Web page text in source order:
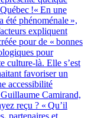
!« En une
été phénoménale »,
expliquent
pour de « bonnes
pour
culture-là. Elle s’est
favoriser un
accessibilité
Camirand,
reçu ? « Qu’il